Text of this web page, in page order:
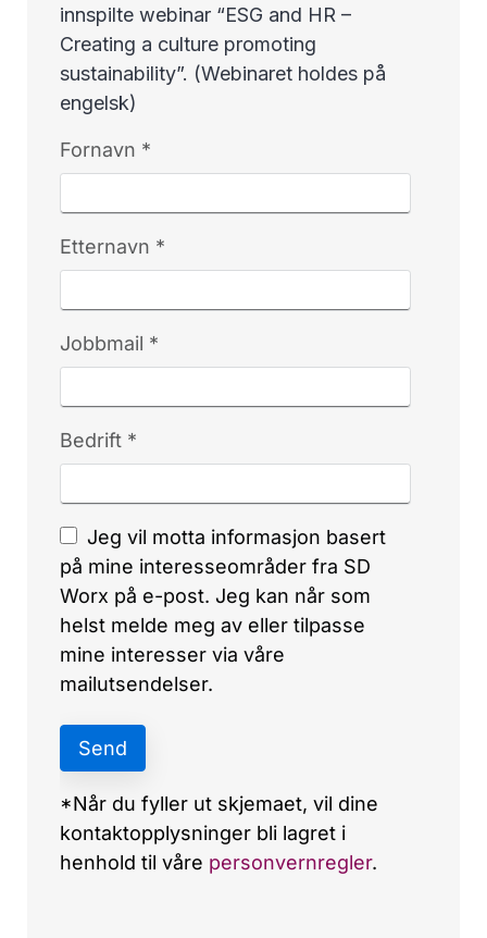
innspilte webinar “ESG and HR –
Creating a culture promoting
sustainability”. (Webinaret holdes på
engelsk)